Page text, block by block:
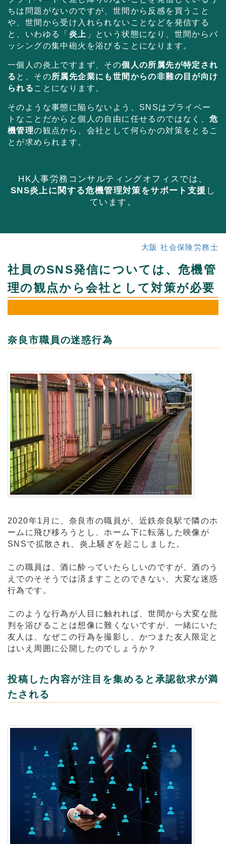
ちは問題がないのですが、世間から反感を買うこと
や、世間から受け入れられないことなどを発信する
と、いわゆる「 炎上 」という状態になり、世間からバ
ッシングの集中砲火を浴びることになります。
一個人の炎上ですまず、その個人の所属先が特定され
る と、その所属先企業にも世間からの非難の目が向け
られる ことになります。
そのような事態に陥らないよう、SNSはプライベー
トなことだからと個人の自由に任せるのではなく、危
機管理の観点から、会社として何らかの対策をとるこ
とが求められます。
HK人事労務コンサルティングオフィスでは、
SNS炎上に関する危機管理対策をサポート支援 し
ています。
大阪 社会保険労務士
社員のSNS発信については、危機管
理の観点から会社として対策が必要
奈良市職員の迷惑行為
2020年1月に、奈良市の職員が、近鉄奈良駅で隣のホ
ームに飛び移ろうとし、ホーム下に転落した映像が
SNSで拡散され、炎上騒ぎを起こしました。
この職員は、酒に酔っていたらしいのですが、酒のう
えでのそそうでは済ますことのできない、大変な迷惑
行為です。
このような行為が人目に触れれば、世間から大変な批
判を浴びることは想像に難くないですが、一緒にいた
友人は、なぜこの行為を撮影し、かつまた友人限定と
はいえ周囲に公開したのでしょうか？
投稿した内容が注目を集めると承認欲求が満
たされる